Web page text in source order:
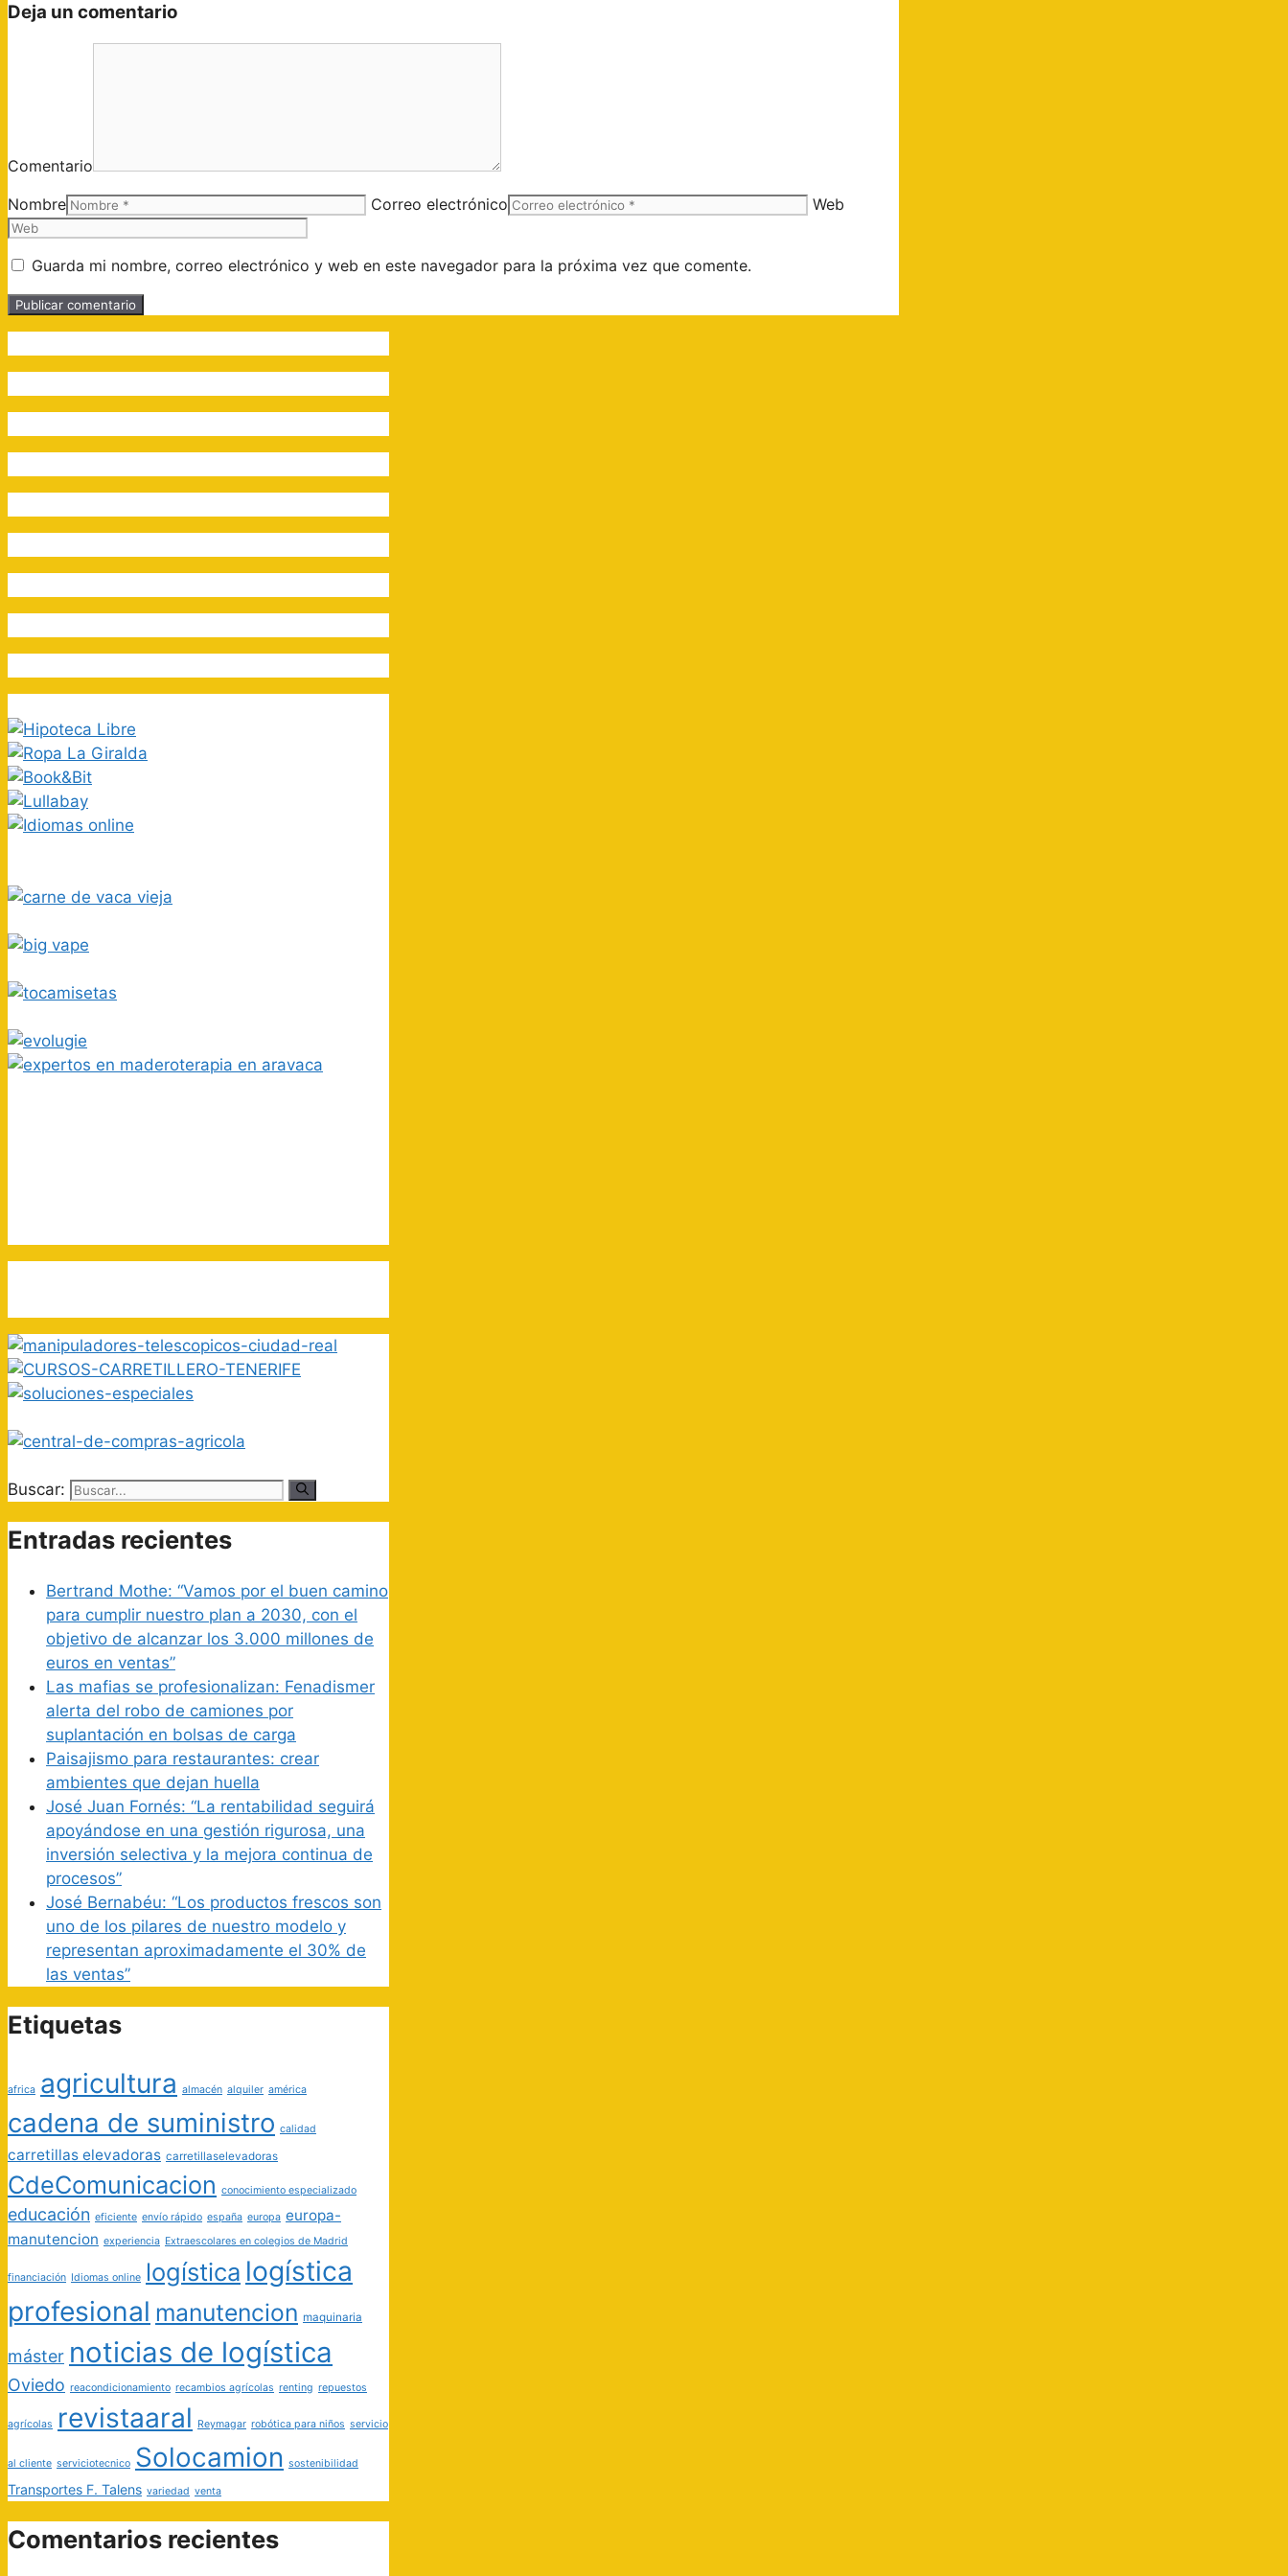
Deja un comentario
Comentario
Nombre
Correo electrónico Web
Guarda mi nombre, correo electrónico y web en este navegador para la próxima vez que comente.
Buscar:
Entradas recientes
Bertrand Mothe: “Vamos por el buen camino
para cumplir nuestro plan a 2030, con el
objetivo de alcanzar los 3.000 millones de
euros en ventas”
Las mafias se profesionalizan: Fenadismer
alerta del robo de camiones por
suplantación en bolsas de carga
Paisajismo para restaurantes: crear
ambientes que dejan huella
José Juan Fornés: “La rentabilidad seguirá
apoyándose en una gestión rigurosa, una
inversión selectiva y la mejora continua de
procesos”
José Bernabéu: “Los productos frescos son
uno de los pilares de nuestro modelo y
representan aproximadamente el 30% de
las ventas”
Etiquetas
africa agricultura almacén alquiler américa
cadena de suministro calidad
carretillas elevadoras carretillaselevadoras
CdeComunicacion conocimiento especializado
educación eficiente envío rápido españa europa europa-
manutencion experiencia Extraescolares en colegios de Madrid
financiación Idiomas online logística logística
profesional manutencion maquinaria
máster noticias de logística
Oviedo reacondicionamiento recambios agrícolas renting repuestos
agrícolas revistaaral Reymagar robótica para niños servicio
al cliente serviciotecnico Solocamion sostenibilidad
Transportes F. Talens variedad venta
Comentarios recientes